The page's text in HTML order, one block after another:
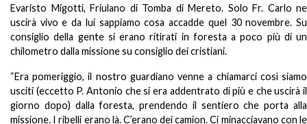
Evaristo Migotti, Friulano di Tomba di Mereto. Solo Fr. Carlo ne
uscirà vivo e da lui sappiamo cosa accadde quel 30 novembre. Su
consiglio della gente si erano ritirati in foresta a poco più di un
chilometro dalla missione su consiglio dei cristiani.
“Era pomeriggio, il nostro guardiano venne a chiamarci così siamo
usciti (eccetto P. Antonio che si era addentrato di più e che uscirà il
giorno dopo) dalla foresta, prendendo il sentiero che porta alla
missione. I ribelli erano là. C’erano dei camion. Ci minacciavano con le